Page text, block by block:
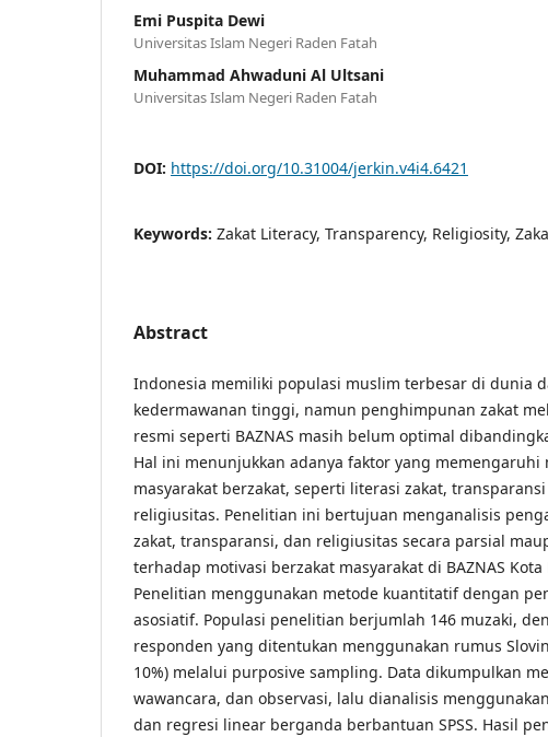
Emi Puspita Dewi
Universitas Islam Negeri Raden Fatah
Muhammad Ahwaduni Al Ultsani
Universitas Islam Negeri Raden Fatah
DOI: https://doi.org/10.31004/jerkin.v4i4.6421
Keywords: Zakat Literacy, Transparency, Religiosity,
Abstract
Indonesia memiliki populasi muslim terbesar di dunia
kedermawanan tinggi, namun penghimpunan zakat
resmi seperti BAZNAS masih belum optimal
Hal ini menunjukkan adanya faktor yang memengaruhi
masyarakat berzakat, seperti literasi zakat,
religiusitas. Penelitian ini bertujuan menganalisis
zakat, transparansi, dan religiusitas secara parsial
terhadap motivasi berzakat masyarakat di BAZNAS Kota
Penelitian menggunakan metode kuantitatif dengan
asosiatif. Populasi penelitian berjumlah 146 muzaki,
responden yang ditentukan menggunakan rumus
10%) melalui purposive sampling. Data dikumpulkan
wawancara, dan observasi, lalu dianalisis
dan regresi linear berganda berbantuan SPSS. Hasil